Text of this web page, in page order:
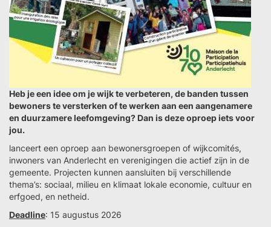
Heb je een idee om je wijk te verbeteren, de banden tussen
bewoners te versterken of te werken aan een aangenamere
en duurzamere leefomgeving? Dan is deze oproep iets voor
jou.
lanceert een oproep aan bewonersgroepen of wijkcomités,
inwoners van Anderlecht en verenigingen die actief zijn in de
gemeente. Projecten kunnen aansluiten bij verschillende
thema’s: sociaal, milieu en klimaat lokale economie, cultuur en
erfgoed, en netheid.
Deadline: 15 augustus 2026